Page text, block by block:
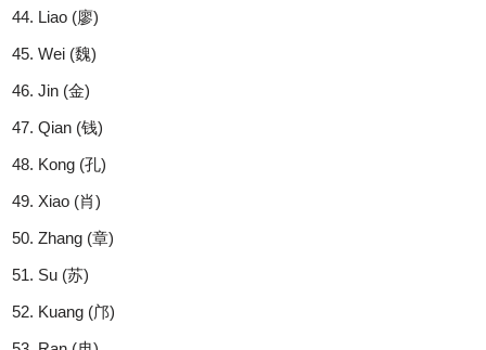
Liao (廖)
Wei (魏)
Jin (金)
Qian (钱)
Kong (孔)
Xiao (肖)
Zhang (章)
Su (苏)
Kuang (邝)